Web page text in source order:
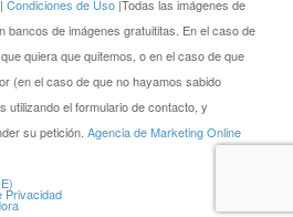
| Condiciones de Uso |Todas las imágenes de
bancos de imágenes gratuititas. En el caso de
quiera que quitemos, o en el caso de que
(en el caso de que no hayamos sabido
utilizando el formulario de contacto, y
su petición. Agencia de Marketing Online
Privacidad